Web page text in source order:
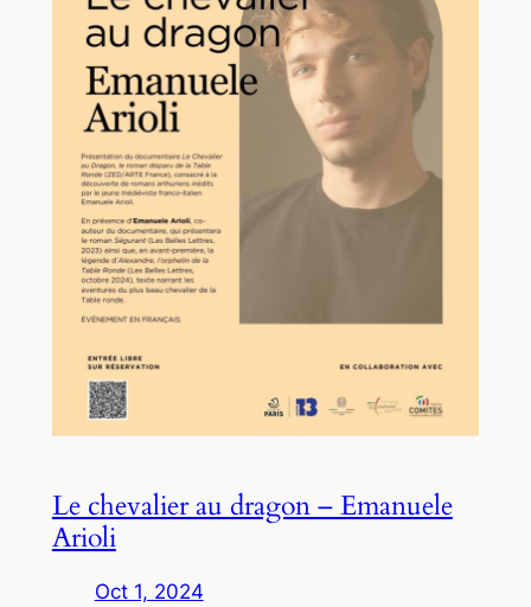
Le chevalier au dragon – Emanuele
Arioli
Oct 1, 2024